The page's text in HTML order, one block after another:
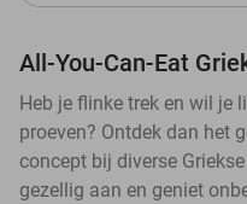
All-You-Can-Eat
Heb je flinke trek en wil je
proeven? Ontdek dan het
concept bij diverse
gezellig aan en geniet